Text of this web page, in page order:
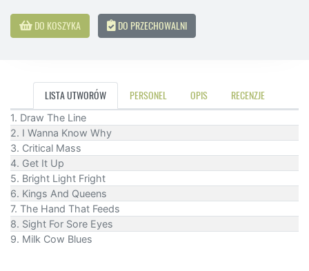
DO KOSZYKA DO PRZECHOWALNI
LISTA UTWORÓW PERSONEL OPIS RECENZJE
1. Draw The Line
2. I Wanna Know Why
3. Critical Mass
4. Get It Up
5. Bright Light Fright
6. Kings And Queens
7. The Hand That Feeds
8. Sight For Sore Eyes
9. Milk Cow Blues